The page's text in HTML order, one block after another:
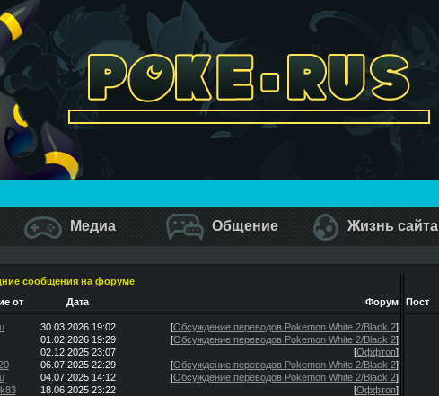
Медиа Общение Жизнь сайта
сообщения на форуме
от
Дата Форум
30.03.2026 19:02 [Обсуждение переводов Pokemon White 2/Black 2]
01.02.2026 19:29
[Обсуждение переводов Pokemon White 2/Black 2]
02.12.2025 23:07
[Оффтоп]
06.07.2025 22:29 [Обсуждение переводов Pokemon White 2/Black 2]
04.07.2025 14:12 [Обсуждение переводов Pokemon White 2/Black 2]
18.06.2025 23:22 [Оффтоп]
Пост